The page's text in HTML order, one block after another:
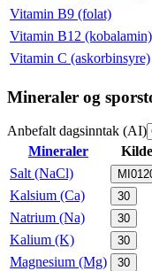
Vitamin B9 (folat)
Vitamin B12 (kobalamin)
Vitamin C (askorbinsyre)
Mineraler og
Anbefalt dagsinntak (AI)
Mineraler
Kilde
Salt (NaCl)
Kalsium (Ca) 30
Natrium (Na)
30
Kalium (K) 30
Magnesium (Mg)
30